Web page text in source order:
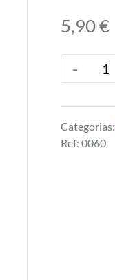
5,90€
-
Categorias:
Ref:0060